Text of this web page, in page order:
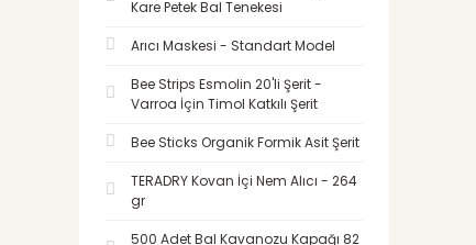
Kare Petek Bal Tenekesi
Arıcı Maskesi - Standart Model
Bee Strips Esmolin 20'li Şerit -
Varroa İçin Timol Katkılı Şerit
Bee Sticks Organik Formik Asit Şerit
TERADRY Kovan İçi Nem Alıcı - 264
gr
500 Adet Bal Kavanozu Kapağı 82